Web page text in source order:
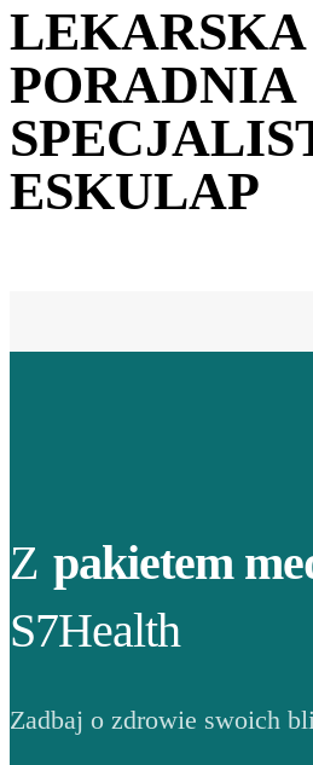
LEKARSKA
PORADNIA
ESKULAP
Z pakietem
S7Health
Zadbaj o zdrowie swoich